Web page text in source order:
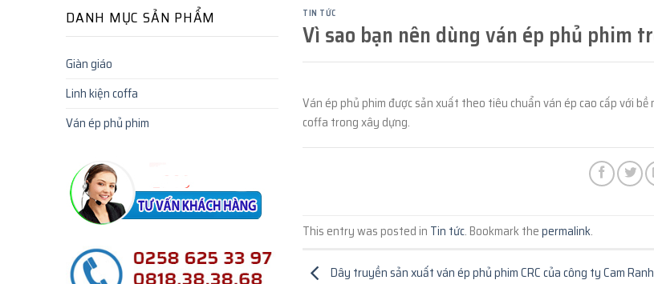
DANH MỤC SẢN PHẨM
Giàn giáo
Linh kiện coffa
Ván ép phủ phim
TIN TỨC
Vì sao bạn nên dùng ván ép phủ phim
Ván ép phủ phim được sản xuất theo tiêu chuẩn ván ép cao cấp với
coffa trong xây dựng.
This entry was posted in Tin tức. Bookmark thepermalink.
Dây truyền sản xuất ván ép phủ phim CRC của công ty Cam Ranh